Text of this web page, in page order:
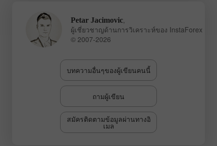
Petar Jacimovic,
ผู้เชี่ยวชาญด้านการวิเคราะห์ของ InstaForex
© 2007-2026
บทความอื่นๆของผู้เขียนคนนี้
ถามผู้เขียน
สมัครติดตามข้อมูลผ่านทางอิ
เมล